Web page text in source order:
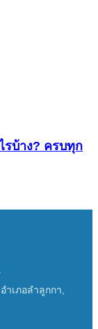
รบ้าง? ครบทุก
เภอลำลูกกา,